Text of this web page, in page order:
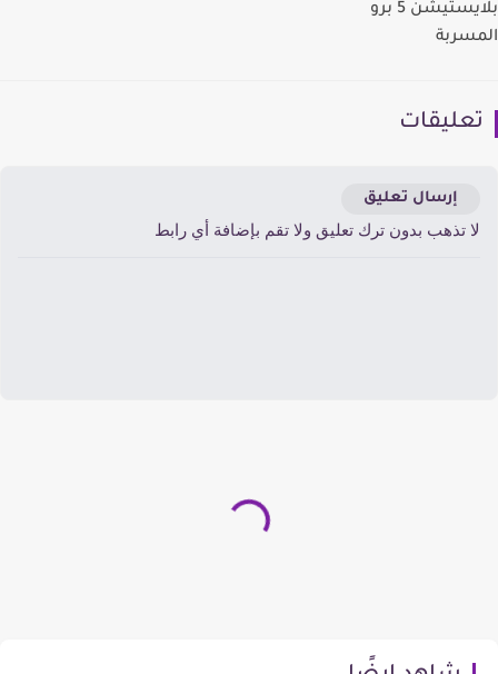
بلايستيشن 5 برو
إرسال تعليق
تذهب بدون ترك تعليق ولا تقم بإضافة أي رابط